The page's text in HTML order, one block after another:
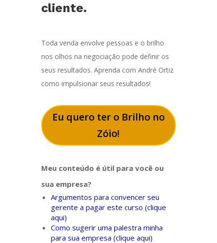
cliente.
Toda venda envolve pessoas e o brilho
nos olhos na negociação pode definir os
seus resultados. Aprenda com André Ortiz
como impulsionar seus resultados!
Eu quero ter o Brilho no
Zóio!
Meu conteúdo é útil para você ou
sua empresa?
Argumentos para convencer seu
gerente a pagar este curso (clique
aqui)
Como sugerir uma palestra minha
para sua empresa (clique aqui)